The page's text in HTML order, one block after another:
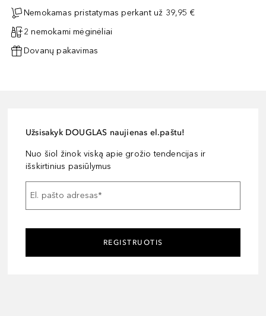
Nemokamas pristatymas perkant už 39,95 €
2 nemokami mėginėliai
Dovanų pakavimas
Užsisakyk DOUGLAS naujienas el.paštu!
Nuo šiol žinok viską apie grožio tendencijas ir
išskirtinius pasiūlymus
El. pašto adresas*
REGISTRUOTIS